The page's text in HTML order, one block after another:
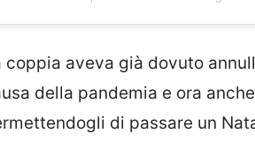
coppia aveva già dovuto
della pandemia e ora
di passare un